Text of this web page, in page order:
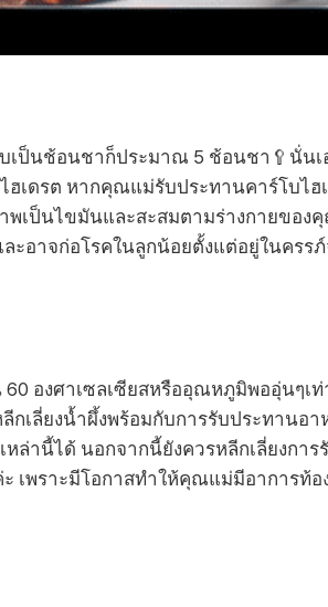
ป็นช้อนชาก็ประมาณ 5 ช้อนชา🥄นั่นเ
เดรต หากคุณแม่รับประทานคาร์โบไ
พเป็นไขมันและสะสมตามร่างกายขอ
อาจก่อโรคในลูกน้อยตั้งแต่อยู่ในครร
องศาเซลเซียสหรืออุณหภูมิพออุ่นๆเ
กเลี่ยงน้ำผึ้งพร้อมกับการรับประทานอ
ล่านี้ได้ นอกจากนี้ยังควรหลีกเลี่ยงกา
เพราะมีโอกาสทำให้คุณแม่มีอาการท้